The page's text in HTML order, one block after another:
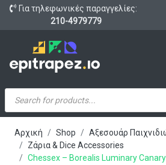
Για τηλεφωνικές παραγγελίες:
210-4979779
Products
search
Αρχική Shop
Αξεσουάρ
Ζάρια & Dice Accessories
Chessex – Borealis Luminary